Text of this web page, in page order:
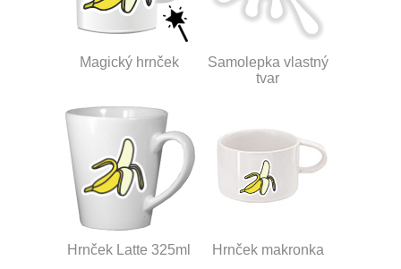
Magický hrnček
Samolepka vlastný
tvar
Hrnček Latte 325ml Hrnček makronka